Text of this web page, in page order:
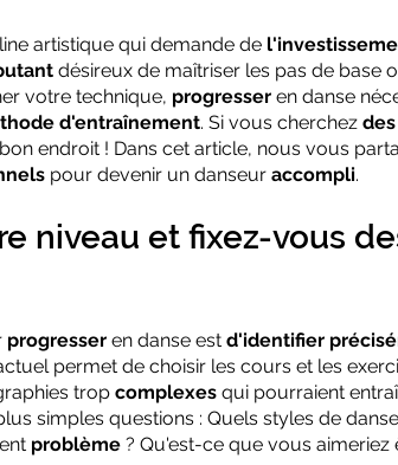
artistique qui demande de
désireux de maîtriser les pas de base
votre technique, progresser en danse
d'entraînement. Si vous cherchez
endroit ! Dans cet article, nous vous
pour devenir un danseur accompli.
niveau et fixez-vous
progresser en danse est d'identifier
permet de choisir les cours et les
trop complexes qui pourraient
simples questions : Quels styles de danse
problème ? Qu'est-ce que vous aimeriez